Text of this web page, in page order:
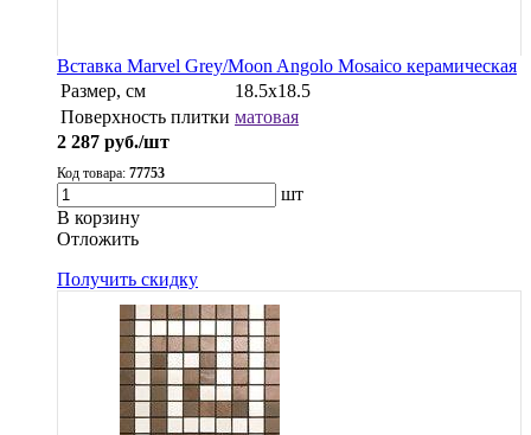
Вставка Marvel Grey/Moon Angolo Mosaico керамическая
Размер, см
18.5x18.5
Поверхность плитки матовая
2 287 руб./шт
Код товара: 77753
шт
В корзину
Oтложить
Получить скидку